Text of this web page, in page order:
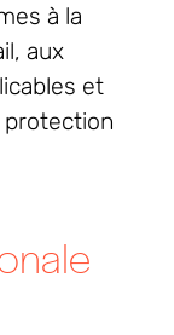
à la
aux
et